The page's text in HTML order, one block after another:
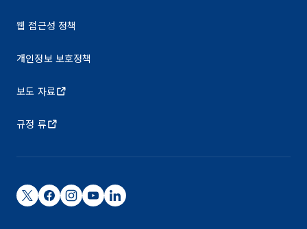
웹 접근성 정책
개인정보 보호정책
보도 자료
규정 류